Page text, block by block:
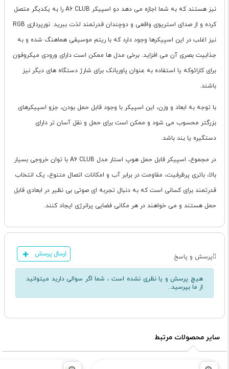
نیز هستند که به شما اجازه می دهد دو اسپیکر A6 CLUB را به یکدیگر متصل
کرده و از صدای استریوی واقعی و دوچندان قدرتمند لذت ببرید. نورپردازی RGB
نیز اغلب در این اسپیکرها وجود دارد که با ریتم موسیقی هماهنگ شده و به
جذابیت بصری آن می افزاید. برخی مدل ها ممکن است دارای ورودی میکروفون
برای کارائوکه یا استفاده به عنوان پاوربانک برای شارژ دستگاه های دیگر نیز
باشند.
با توجه به ابعاد و وزن، این اسپیکر با وجود قابل حمل بودن، جزو اسپیکرهای
بزرگتر محسوب می شود و ممکن است برای حمل و نقل آسان تر دارای
دستگیره یا بند باشد.
در مجموع، اسپیکر قابل حمل هوپ استار مدل A6 CLUB با توان خروجی بسیار
بالا، باتری پرظرفیت، مقاومت در برابر آب و امکانات اتصال متنوع، یک انتخاب
قدرتمند برای کسانی است که به دنبال تجربه ای صوتی بی نظیر در ابعادی قابل
حمل هستند و می خواهند در هر مکانی فضایی پرانرژی ایجاد کنند.
پرسش و پاسخ ارسال پرسش
هیچ پرسش و یا نظری نشده است ، شما اگر سوالی دارید میتوانید
از ما بپرسید..
سایر محصولات مرتبط